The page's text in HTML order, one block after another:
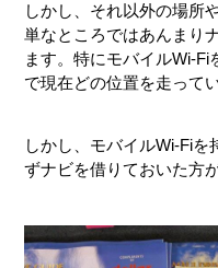
ナビの日本語
GPSナビに
しかし、それ以外の場所
単なところではあんまり
ます。特にモバイルWi-
で現在どの位置を走って
しかし、モバイルWi-Fiを
ずナビを借りておいた方